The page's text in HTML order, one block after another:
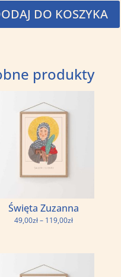
DO KOSZYKA
produkty
Święta Zuzanna
49,00zł– 119,00złZakres